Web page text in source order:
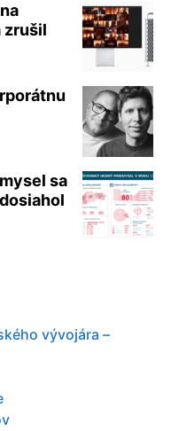
zrušil
sa
vývojára –